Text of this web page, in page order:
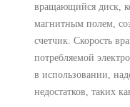
вращающийся диск,
магнитным полем,
счетчик. Скорость
потребляемой
в использовании,
недостатков, таких